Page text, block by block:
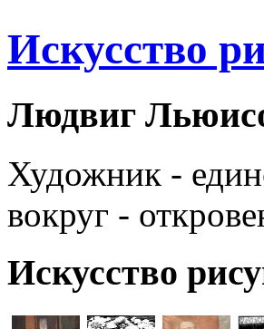
Искусство
Людвиг
Художник -
вокруг -
Искусство